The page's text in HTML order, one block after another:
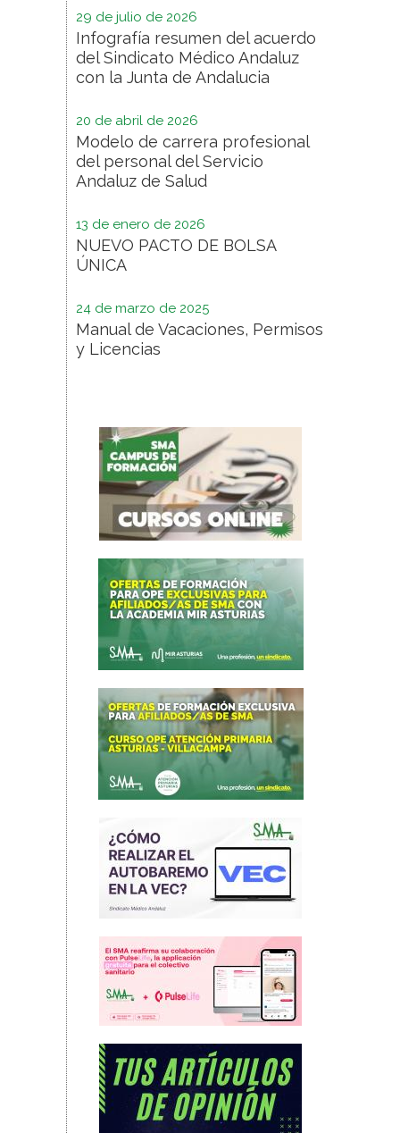
29 de julio de 2026
Infografía resumen del acuerdo
del Sindicato Médico Andaluz
con la Junta de Andalucia
20 de abril de 2026
Modelo de carrera profesional
del personal del Servicio
Andaluz de Salud
13 de enero de 2026
NUEVO PACTO DE BOLSA
ÚNICA
24 de marzo de 2025
Manual de Vacaciones, Permisos
y Licencias